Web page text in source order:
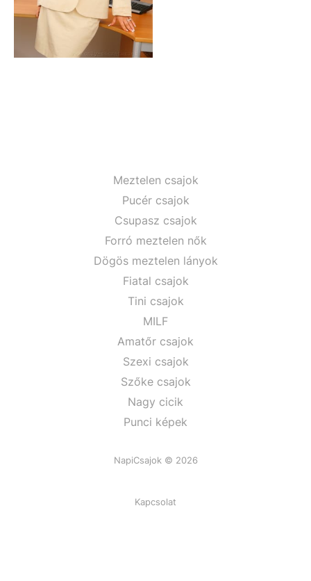
Meztelen csajok
Pucér csajok
Csupasz csajok
Forró meztelen nők
Dögös meztelen lányok
Fiatal csajok
Tini csajok
MILF
Amatőr csajok
Szexi csajok
Szőke csajok
Nagy cicik
Punci képek
NapiCsajok © 2026
Kapcsolat